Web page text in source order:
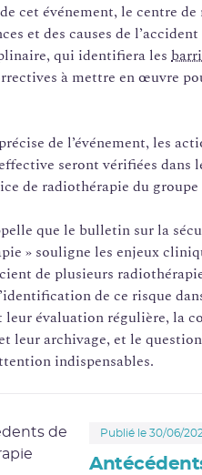
cet événement, le centre
et des causes de
qui identifiera les
à mettre en œuvre
de l’événement, les
seront vérifiées dans
de radiothérapie du groupe
que le bulletin sur la
» souligne les enjeux
de plusieurs
de ce risque
leur évaluation régulière, la
leur archivage, et le
indispensables.
Publié le 30/06/